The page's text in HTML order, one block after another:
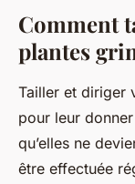
Comment
plantes
Tailler et diriger
pour leur
qu’elles ne
être effectuée